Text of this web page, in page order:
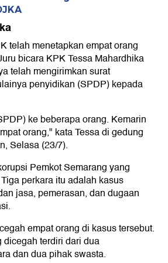
telah menetapkan empat orang
bicara KPK Tessa Mahardhika
telah mengirimkan surat
penyidikan (SPDP) kepada
ke beberapa orang. Kemarin
orang," kata Tessa di gedung
Selasa (23/7).
Pemkot Semarang yang
perkara itu adalah kasus
jasa, pemerasan, dan dugaan
empat orang di kasus tersebut.
terdiri dari dua
dan dua pihak swasta.